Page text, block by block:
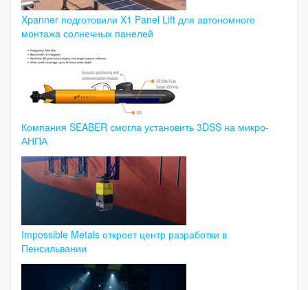
Xpanner подготовили X1 Panel Lift для автономного
монтажа солнечных панелей
Компания SEABER смогла установить 3DSS на микро-
АНПА
Impossible Metals откроет центр разработки в
Пенсильвании